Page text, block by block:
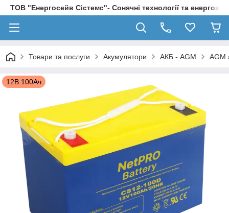
ТОВ "Енергосейв Сістемс"- Сонячні технології та
Товари та послуги Акумулятори АКБ - AGM AGM
12В 100Ач